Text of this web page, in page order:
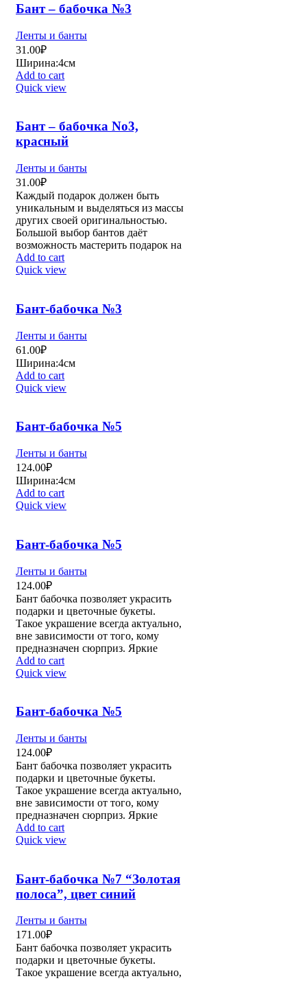
Бант – бабочка №3
Ленты и банты
31.00₽
Ширина:4см
Add to cart
Quick view
Бант – бабочка No3,
красный
Ленты и банты
31.00₽
Каждый подарок должен быть
уникальным и выделяться из массы
других своей оригинальностью.
Большой выбор бантов даёт
возможность мастерить подарок на
Add to cart
Quick view
Бант-бабочка №3
Ленты и банты
61.00₽
Ширина:4см
Add to cart
Quick view
Бант-бабочка №5
Ленты и банты
124.00₽
Ширина:4см
Add to cart
Quick view
Бант-бабочка №5
Ленты и банты
124.00₽
Бант бабочка позволяет украсить
подарки и цветочные букеты.
Такое украшение всегда актуально,
вне зависимости от того, кому
предназначен сюрприз. Яркие
Add to cart
Quick view
Бант-бабочка №5
Ленты и банты
124.00₽
Бант бабочка позволяет украсить
подарки и цветочные букеты.
Такое украшение всегда актуально,
вне зависимости от того, кому
предназначен сюрприз. Яркие
Add to cart
Quick view
Бант-бабочка №7 “Золотая
полоса”, цвет синий
Ленты и банты
171.00₽
Бант бабочка позволяет украсить
подарки и цветочные букеты.
Такое украшение всегда актуально,